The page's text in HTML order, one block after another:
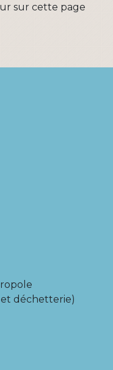
sur cette page
déchetterie)